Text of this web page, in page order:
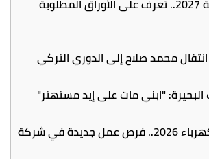
محمد صلاح إلى الدوري التركي
"ابني مات على إيد مستهتر"
وظائف وزارة الكهرباء 2026.. فرص عمل جديدة في شركة